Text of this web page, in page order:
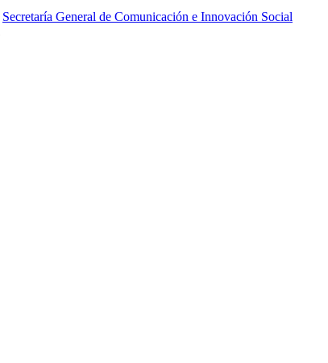
Secretaría General de Comunicación e Innovación Social